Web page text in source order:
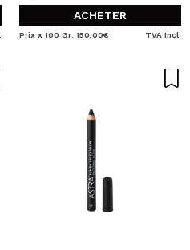
ACHETER
Prix x 100 Gr: 150,00€ TVA Incl.